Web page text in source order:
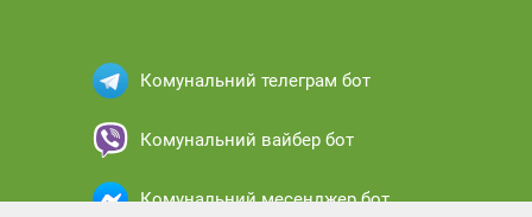
Комунальний телеграм бот
Комунальний вайбер бот
Комунальний месенджер бот